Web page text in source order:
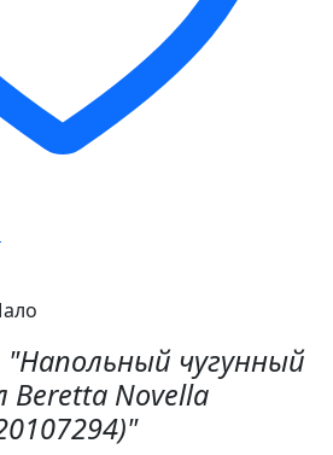
"Напольный чугунный
Beretta Novella